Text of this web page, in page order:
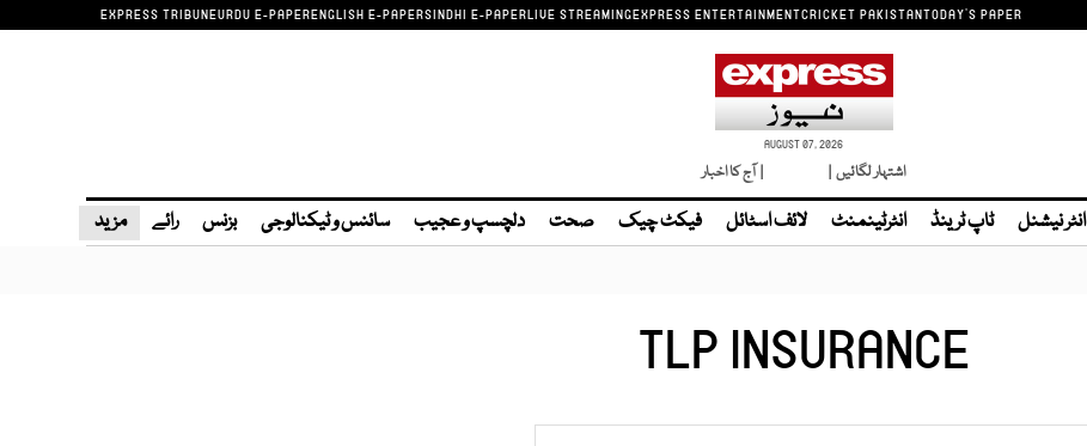
EXPRESS TRIBUNEURDU E-PAPERENGLISH E-PAPERSINDHI E-PAPERLIVE STREAMINGEXPRESS ENTERTAINMENTCRICKET PAKISTANTODAY'S PAPER
AUGUST 07, 2026
اشتہار لگائیں | | آج کا اخبار
انٹر نیشنل ٹاپ ٹرینڈ انٹرٹینمنٹ لائف اسٹائل فیکٹ چیک صحت دلچسپ و عجیب سائنس و ٹیکنالوجی بزنس رائے مزید
TLP INSURANCE